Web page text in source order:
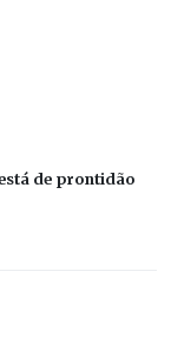
de prontidão